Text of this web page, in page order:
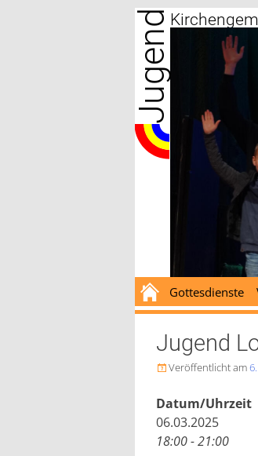
Zum
Inhalt
springen
Jugend
Gottesdienste
Jugend
Veröffentlicht am
Datum/Uhrzeit
06.03.2025
18:00 - 21:00